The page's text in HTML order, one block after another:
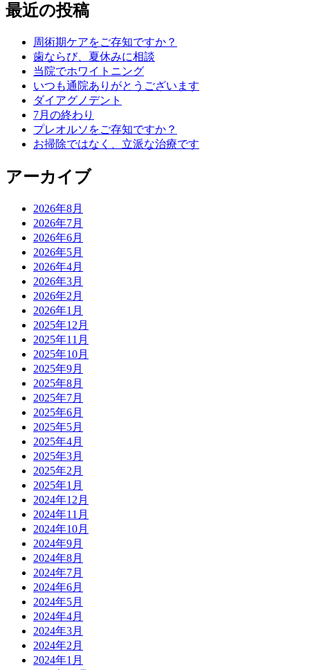
最近の投稿
周術期ケアをご存知ですか？
歯ならび、夏休みに相談
当院でホワイトニング
いつも通院ありがとうございます
ダイアグノデント
7月の終わり
プレオルソをご存知ですか？
お掃除ではなく、立派な治療です
アーカイブ
2026年8月
2026年7月
2026年6月
2026年5月
2026年4月
2026年3月
2026年2月
2026年1月
2025年12月
2025年11月
2025年10月
2025年9月
2025年8月
2025年7月
2025年6月
2025年5月
2025年4月
2025年3月
2025年2月
2025年1月
2024年12月
2024年11月
2024年10月
2024年9月
2024年8月
2024年7月
2024年6月
2024年5月
2024年4月
2024年3月
2024年2月
2024年1月